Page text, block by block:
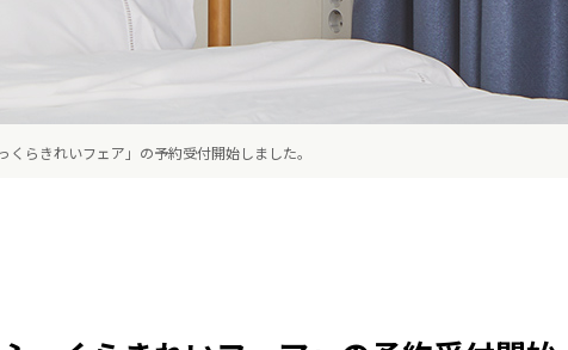
らきれいフェア」の予約受付開始しました。